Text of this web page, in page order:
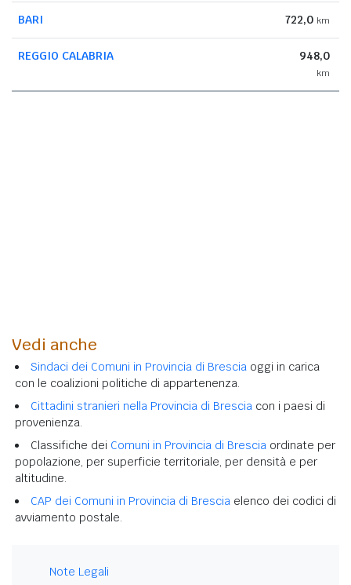
BARI 722,0 km
REGGIO CALABRIA 948,0
km
Vedi anche
Sindaci dei Comuni in Provincia di Brescia oggi in carica
con le coalizioni politiche di appartenenza.
Cittadini stranieri nella Provincia di Brescia con i paesi di
provenienza.
Classifiche dei Comuni in Provincia di Brescia ordinate per
popolazione, per superficie territoriale, per densità e per
altitudine.
CAP dei Comuni in Provincia di Brescia elenco dei codici di
avviamento postale.
Note Legali